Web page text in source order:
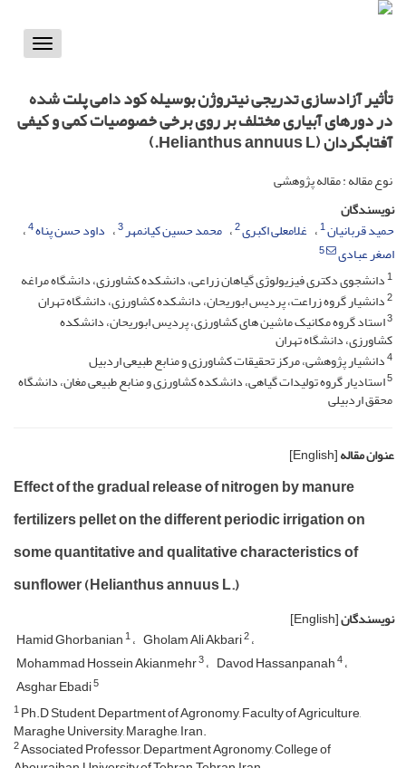
Toggle
تأثیر آزادسازی تدریجی نیتروژن بوسیله کود دامی پلت شده
در دورهای آبیاری مختلف بر روی برخی خصوصیات کمی و کیفی
آفتابگردان (Helianthus annuus L.)
نوع مقاله : مقاله پژوهشی
نویسندگان
حمید قربانیان1 غلامعلی اکبری2 محمد حسین کیانمهر3 داود حسن پناه4
اصغر عبادی
5
1دانشجوی دکتری فیزیولوژی گیاهان زراعی، دانشکده کشاورزی، دانشگاه مراغه
2دانشیار گروه زراعت، پردیس ابوریحان، دانشکده کشاورزی، دانشگاه تهران
3استاد گروه مکانیک ماشین های کشاورزی، پردیس ابوریحان، دانشکده
کشاورزی، دانشگاه تهران
4دانشیار پژوهشی، مرکز تحقیقات کشاورزی و منابع طبیعی اردبیل
5استادیار گروه تولیدات گیاهی، دانشکده کشاورزی و منابع طبیعی مغان، دانشگاه
محقق اردبیلی
عنوان مقاله[English]
Effect of the gradual release of nitrogen by manure
fertilizers pellet on the different periodic irrigation on
some quantitative and qualitative characteristics of
sunflower (Helianthus annuus L.)
نویسندگان[English]
Hamid Ghorbanian1 Gholam Ali Akbari2
Mohammad Hossein Akianmehr3 Davod Hassanpanah4
Asghar Ebadi5
1Ph.D Student, Department of Agronomy, Faculty of Agriculture,
Maraghe University, Maraghe, Iran.
2Associated Professor, Department Agronomy, College of